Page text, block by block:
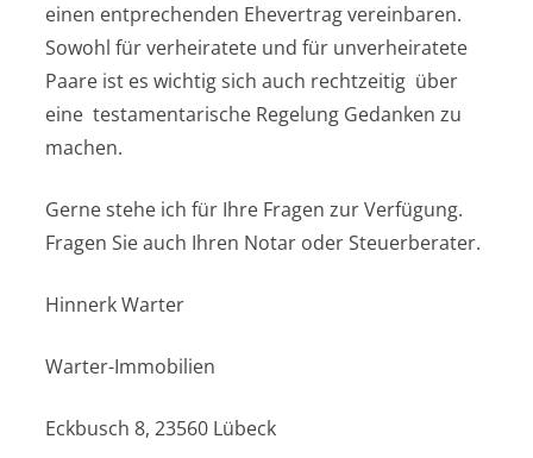
einen entprechenden Ehevertrag vereinbaren.
Sowohl für verheiratete und für unverheiratete
Paare ist es wichtig sich auch rechtzeitig über
eine testamentarische Regelung Gedanken zu
machen.
Gerne stehe ich für Ihre Fragen zur Verfügung.
Fragen Sie auch Ihren Notar oder Steuerberater.
Hinnerk Warter
Warter-Immobilien
Eckbusch 8, 23560 Lübeck